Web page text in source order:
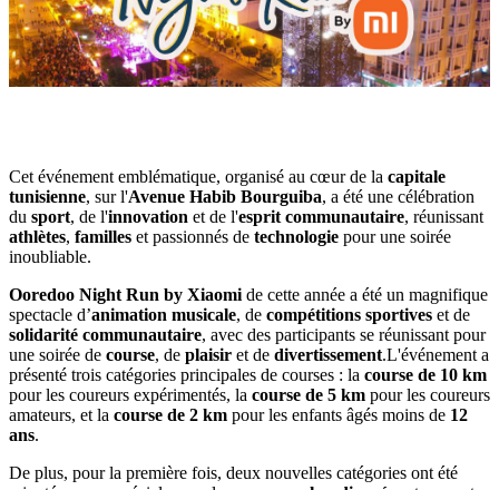
Cet événement emblématique, organisé au cœur de la capitale
tunisienne, sur l'Avenue Habib Bourguiba, a été une célébration
du sport, de l'innovation et de l'esprit communautaire, réunissant
athlètes, familles et passionnés de technologie pour une soirée
inoubliable.
Ooredoo Night Run by Xiaomi de cette année a été un magnifique
spectacle d’animation musicale, de compétitions sportives et de
solidarité communautaire, avec des participants se réunissant pour
une soirée de course, de plaisir et de divertissement.L'événement a
présenté trois catégories principales de courses : la course de 10 km
pour les coureurs expérimentés, la course de 5 km pour les coureurs
amateurs, et la course de 2 km pour les enfants âgés moins de 12
ans.
De plus, pour la première fois, deux nouvelles catégories ont été